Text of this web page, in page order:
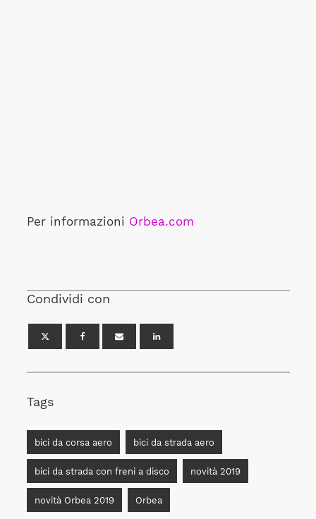
Per informazioni Orbea.com
Condividi con
Tags
bici da corsa aero bici da strada aero
bici da strada con freni a disco novità 2019
novità Orbea 2019 Orbea